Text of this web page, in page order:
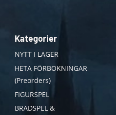
Kategorier
NYTT I LAGER
HETA FÖRBOKNINGAR
(Preorders)
FIGURSPEL
BRÄDSPEL &